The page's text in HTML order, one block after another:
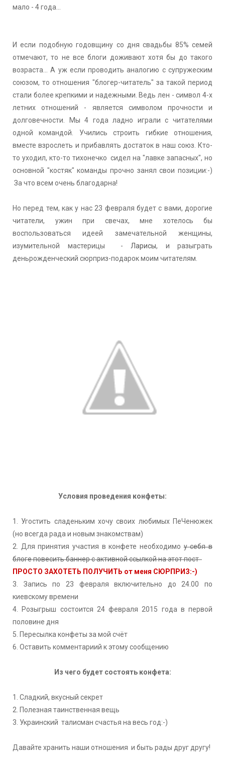
мало - 4 года...
И если подобную годовщину со дня свадьбы 85% семей
отмечают, то не все блоги доживают хотя бы до такого
возраста... А уж если проводить аналогию с супружеским
союзом, то отношения "блогер-читатель" за такой период
стали более крепкими и надежными. Ведь лен - символ 4-х
летних отношений - является символом прочности и
долговечности. Мы 4 года ладно играли с читателями
одной командой. Учились строить гибкие отношения,
вместе взрослеть и прибавлять достаток в наш союз. Кто-
то уходил, кто-то тихонечко сидел на "лавке запасных", но
основной "костяк" команды прочно занял свои позиции:-)
За что всем очень благодарна!
Но перед тем, как у нас 23 февраля будет с вами, дорогие
читатели, ужин при свечах, мне хотелось бы
воспользоваться идеей замечательной женщины,
изумительной мастерицы - Ларисы, и разыграть
деньрожденческий сюрприз-подарок моим читателям.
Условия проведения конфеты:
1. Угостить сладеньким хочу своих любимых ПеЧенюжек
(но всегда рада и новым знакомствам)
2. Для принятия участия в конфете необходимоу себя в
блоге повесить баннер с активной ссылкой на этот пост
ПРОСТО ЗАХОТЕТЬ ПОЛУЧИТЬ от меня СЮРПРИЗ:-)
3. Запись по 23 февраля включительно до 24.00 по
киевскому времени
4. Розыгрыш состоится 24 февраля 2015 года в первой
половине дня
5. Пересылка конфеты за мой счёт
6. Оставить комментариий к этому сообщению
Из чего будет состоять конфета:
1. Сладкий, вкусный секрет
2. Полезная таинственная вещь
3. Украинский талисман счастья на весь год:-)
Давайте хранить наши отношения и быть рады друг другу!